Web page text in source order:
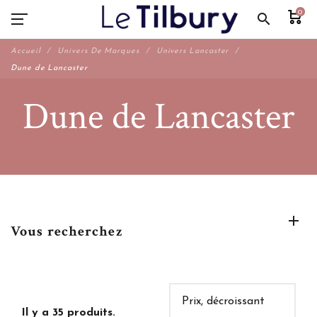
search 0
Accueil Univers De Marques Univers Lancaster
Dune de Lancaster
Dune de Lancaster
Vous recherchez
Il y a 35 produits.